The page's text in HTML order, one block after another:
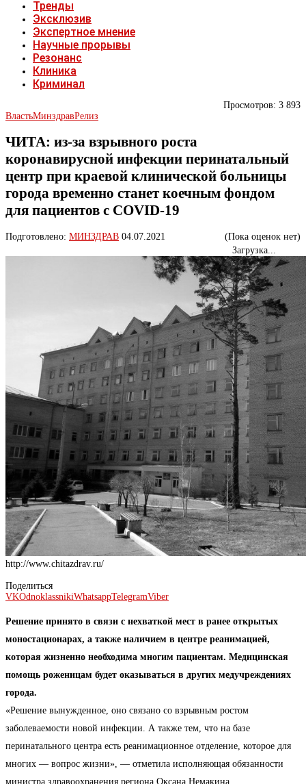
Тренды
Эксклюзив
Экспертное мнение
Научные прорывы
Резонанс
Клиника
Криминал
Просмотров: 3 893
ВластьМинздравРелиз
ЧИТА: из-за взрывного роста
коронавирусной инфекции перинатальный
центр при краевой клинической больницы
города временно станет коечным фондом
для пациентов с COVID-19
Подготовлено: МИНЗДРАВ 04.07.2021
(Пока оценок нет)
Загрузка...
http://www.chitazdrav.ru/
Поделиться
VKOdnoklassnikiWhatsappTelegramViber
Решение принято в связи с нехваткой мест в ранее открытых
моностационарах, а также наличием в центре реанимацией,
которая жизненно необходима многим пациентам. Медицинская
помощь роженицам будет оказываться в других медучреждениях
города.
«Решение вынужденное, оно связано со взрывным ростом
заболеваемости новой инфекции. А также тем, что на базе
перинатального центра есть реанимационное отделение, которое для
многих — вопрос жизни», — отметила исполняющая обязанности
министра здравоохранения региона Оксана Немакина.